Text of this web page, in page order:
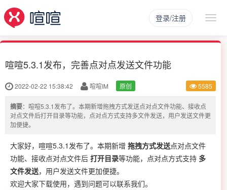
登录/注册
喧喧5.3.1发布，完善点对点发送文件功能
2022-02-22 15:38:42 喧喧IM 原创 5585
摘要：喧喧5.3.1发布了。本期新增拖拽方式发送点对点文件功能、接收点
对点文件后打开目录等功能，点对点方式支持多文件发送，用户发送文件更
加便捷。
大家好，喧喧5.3.1发布了。本期新增 拖拽方式发送点对点文件
功能、接收点对点文件后 打开目录等功能，点对点方式支持 多
文件发送，用户发送文件更加便捷。
欢迎大家下载使用，遇到问题可以联系我们。